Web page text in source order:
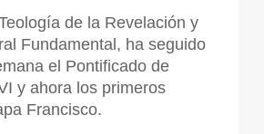
de la Revelación y
Fundamental, ha seguido
el Pontificado de
y ahora los primeros
Francisco.